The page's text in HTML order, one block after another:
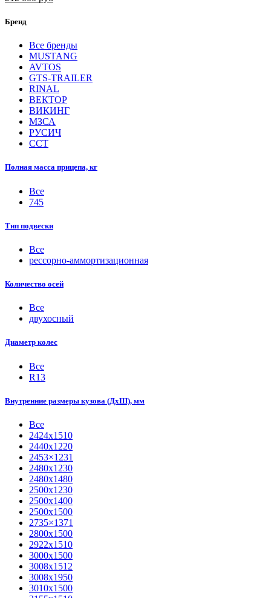
Бренд
Все бренды
MUSTANG
AVTOS
GTS-TRAILER
RINAL
ВЕКТОР
ВИКИНГ
МЗСА
РУСИЧ
ССТ
Полная масса прицепа, кг
Все
745
Тип подвески
Все
рессорно-аммортизационная
Количество осей
Все
двухосный
Диаметр колес
Все
R13
Внутренние размеры кузова (ДхШ), мм
Все
2424х1510
2440х1220
2453×1231
2480х1230
2480х1480
2500х1230
2500х1400
2500х1500
2735×1371
2800х1500
2922х1510
3000х1500
3008х1512
3008х1950
3010х1500